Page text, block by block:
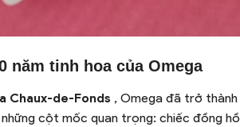
năm tinh hoa của Omega
Chaux-de-Fonds , Omega đã trở thành
cột mốc quan trọng: chiếc đồng